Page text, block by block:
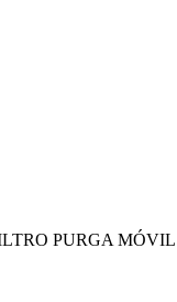
PURGA